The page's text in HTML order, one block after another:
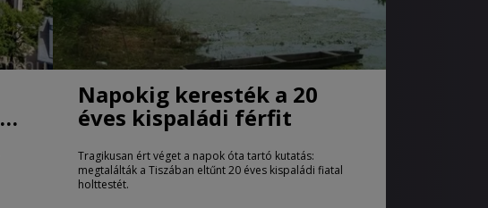
Napokig keresték a 20
éves kispaládi férfit
Tragikusan ért véget a napok óta tartó kutatás:
megtalálták a Tiszában eltűnt 20 éves kispaládi fiatal
holttestét.